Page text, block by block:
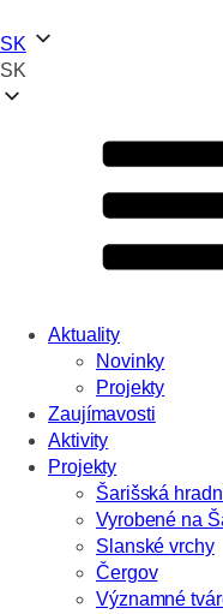
SK
SK
Aktuality
Novinky
Projekty
Zaujímavosti
Aktivity
Projekty
Šarišská
Vyrobené na
Slanské vrchy
Čergov
Významné